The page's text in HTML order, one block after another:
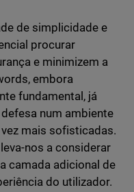
de simplicidade e
procurar
e minimizem a
embora
fundamental, já
num ambiente
mais sofisticadas.
nos a considerar
camada adicional de
do utilizador.